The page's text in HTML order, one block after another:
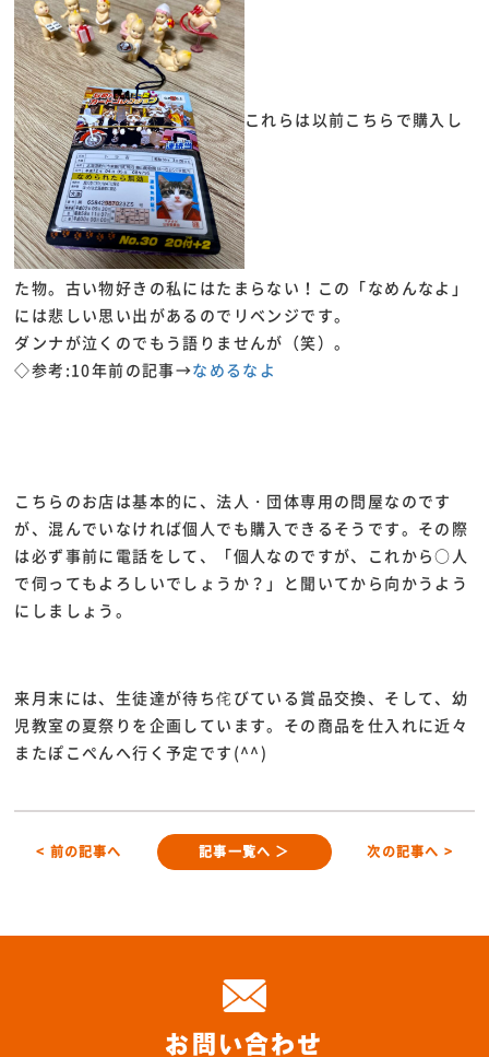
これらは以前こちらで購入し
た物。古い物好きの私にはたまらない！この「なめんなよ」
には悲しい思い出があるのでリベンジです。
ダンナが泣くのでもう語りませんが（笑）。
◇参考:10年前の記事→なめるなよ
こちらのお店は基本的に、法人・団体専用の問屋なのです
が、混んでいなければ個人でも購入できるそうです。その際
は必ず事前に電話をして、「個人なのですが、これから○人
で伺ってもよろしいでしょうか？」と聞いてから向かうよう
にしましょう。
来月末には、生徒達が待ち侘びている賞品交換、そして、幼
児教室の夏祭りを企画しています。その商品を仕入れに近々
またぽこぺんへ行く予定です(^^)
< 前の記事へ 記事一覧へ ＞ 次の記事へ >
お問い合わせ